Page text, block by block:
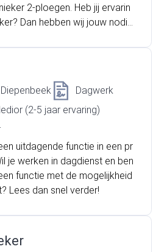
2-ploegen. Heb jij ervarin
Dan hebben wij jouw nodi
Diepenbeek
Dagwerk
(2-5 jaar ervaring)
uitdagende functie in een pr
je werken in dagdienst en ben
functie met de mogelijkheid
Lees dan snel verder!